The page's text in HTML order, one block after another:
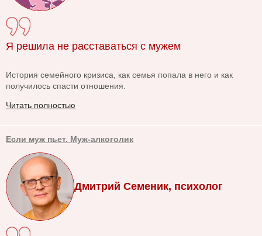
Я решила не расставаться с мужем
История семейного кризиса, как семья попала в него и как
получилось спасти отношения.
Читать полностью
Если муж пьет. Муж-алкоголик
Дмитрий Семеник, психолог